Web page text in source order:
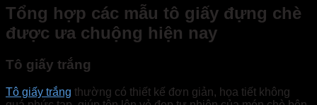
Tổng hợp các mẫu tô giấy đựng chè
được ưa chuộng hiện nay
Tô giấy trắng
Tô giấy trắng thường có thiết kế đơn giản, họa tiết không